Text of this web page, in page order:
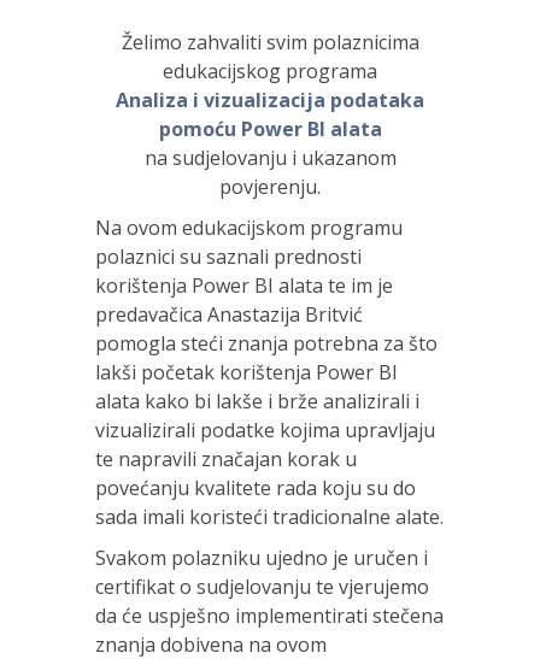
Želimo zahvaliti svim polaznicima
edukacijskog programa
Analiza i vizualizacija podataka
pomoću Power BI alata
na sudjelovanju i ukazanom
povjerenju.
Na ovom edukacijskom programu
polaznici su saznali prednosti
korištenja Power BI alata te im je
predavačica Anastazija Britvić
pomogla steći znanja potrebna za što
lakši početak korištenja Power BI
alata kako bi lakše i brže analizirali i
vizualizirali podatke kojima upravljaju
te napravili značajan korak u
povećanju kvalitete rada koju su do
sada imali koristeći tradicionalne alate.
Svakom polazniku ujedno je uručen i
certifikat o sudjelovanju te vjerujemo
da će uspješno implementirati stečena
znanja dobivena na ovom